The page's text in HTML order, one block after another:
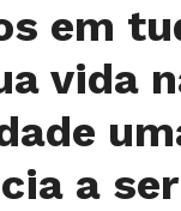
em
vida
a ser